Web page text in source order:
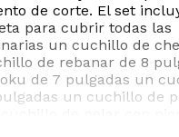
de corte. El set
para cubrir todas las
un cuchillo de
de rebanar de 8
de 7 pulgadas un
un cuchillo de